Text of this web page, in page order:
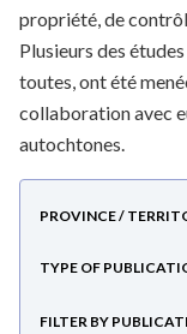
propriété, de
Plusieurs des
toutes, ont été
collaboration avec
autochtones.
PROVINCE /
TYPE OF
FILTER BY